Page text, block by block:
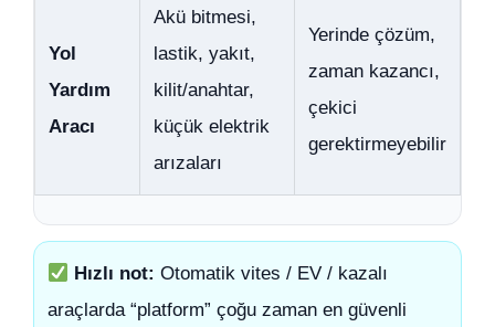
Yol
Yardım
Aracı
Akü bitmesi,
lastik, yakıt,
kilit/anahtar,
küçük elektrik
arızaları
Yerinde çözüm,
zaman kazancı,
çekici
gerektirmeyebilir
Hızlı not: Otomatik vites / EV / kazalı
araçlarda “platform” çoğu zaman en güvenli